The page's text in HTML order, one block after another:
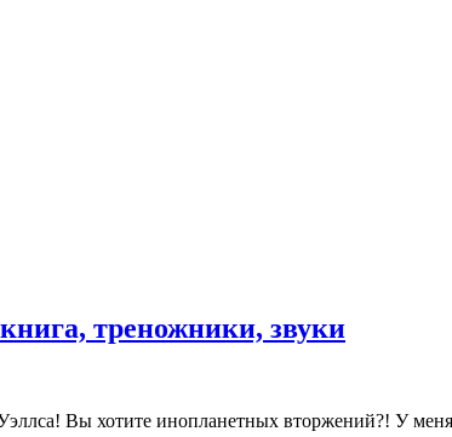
треножники, звуки
Вы хотите инопланетных вторжений?! У меня